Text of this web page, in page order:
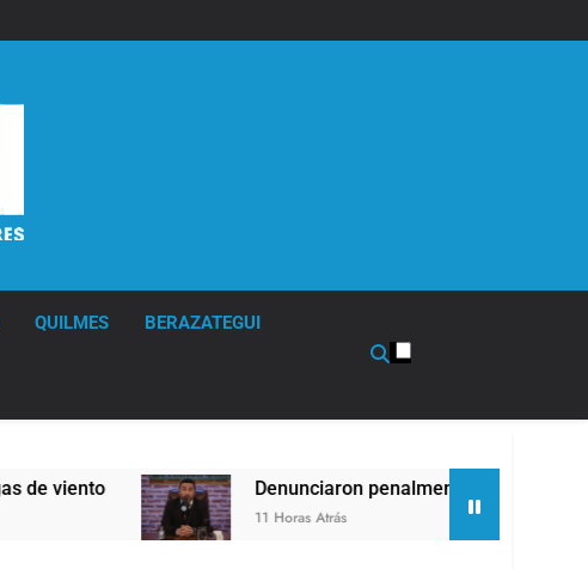
QUILMES BERAZATEGUI
Denunciaron penalmente al abogado libertario que
11 Horas Atrás